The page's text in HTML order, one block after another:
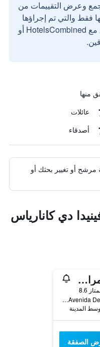
وعرض التقييمات من
فقط والتي تم إجراؤها
بواسطة مستخدمين حقيقيين مع HotelsCombined أو
عائلات
أصدقاء
مرشح أو تغيير بحثك أو
دي كانارياس
فندق مؤتمرات ورجال أعمال إلبا فيثينداريو آيروبويرتو
8.6
Avenida Del Atlántico, 353, فيسينداريو, كناريا الكبرى, أسبانيا
الصفقة